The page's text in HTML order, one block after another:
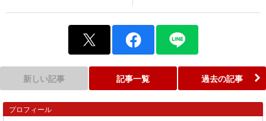
新しい記事 記事一覧 過去の記事
プロフィール